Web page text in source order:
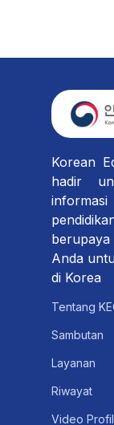
Korean
hadir
Anda
di Korea
Tentang
Sambutan
Layanan
Riwayat
Video